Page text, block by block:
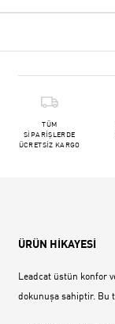
TÜM
SİPARİŞLERDE
ÜCRETSİZ KARGO
ÜRÜN HİKAYESİ
Leadcat üstün konfor
dokunuşa sahiptir. Bu